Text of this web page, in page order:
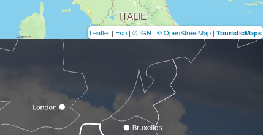
Leaflet | Esri | © IGN | © OpenStreetMap | TouristicMaps